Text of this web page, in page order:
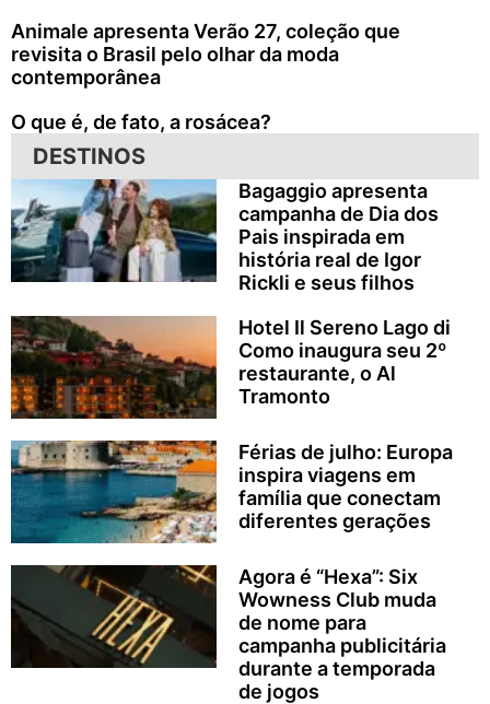
Animale apresenta Verão 27, coleção que
revisita o Brasil pelo olhar da moda
contemporânea
O que é, de fato, a rosácea?
DESTINOS
Bagaggio apresenta
campanha de Dia dos
Pais inspirada em
história real de Igor
Rickli e seus filhos
Hotel Il Sereno Lago di
Como inaugura seu 2º
restaurante, o Al
Tramonto
Férias de julho: Europa
inspira viagens em
família que conectam
diferentes gerações
Agora é “Hexa”: Six
Wowness Club muda
de nome para
campanha publicitária
durante a temporada
de jogos